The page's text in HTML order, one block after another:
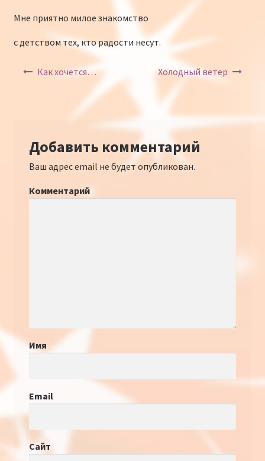
Мне приятно милое знакомство
с детством тех, кто радости несут.
Навигация по записям
Как хочется… Холодный ветер
Добавить комментарий
Ваш адрес email не будет опубликован.
Комментарий
Имя
Email
Сайт